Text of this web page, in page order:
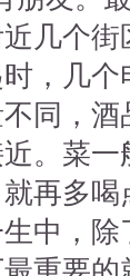
几个街
，几个
同，酒
。菜一
再多
中，除